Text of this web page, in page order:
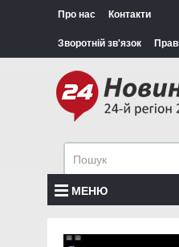
Про нас Контакти
Зворотній зв'язок
МЕНЮ